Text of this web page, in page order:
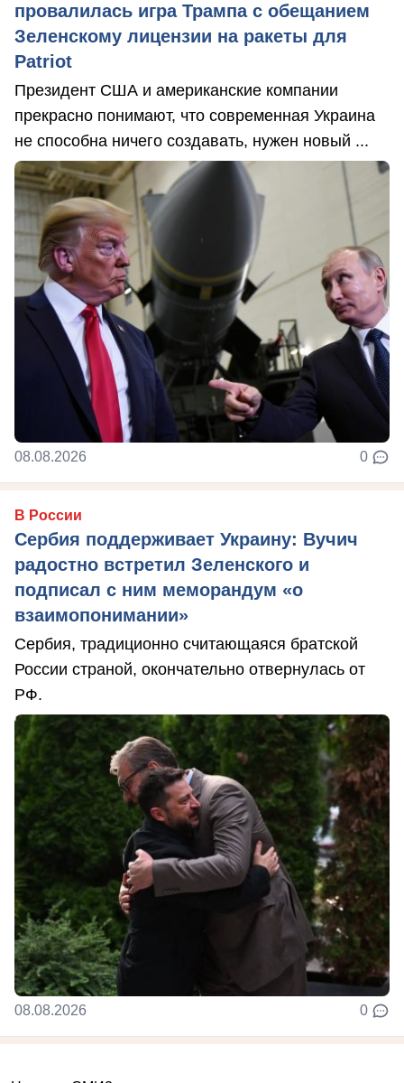
провалилась игра Трампа с обещанием
Зеленскому лицензии на ракеты для
Patriot
Президент США и американские компании
прекрасно понимают, что современная Украина
не способна ничего создавать, нужен новый ...
08.08.2026 0
В России
Сербия поддерживает Украину: Вучич
радостно встретил Зеленского и
подписал с ним меморандум «о
взаимопонимании»
Сербия, традиционно считающаяся братской
России страной, окончательно отвернулась от
РФ.
08.08.2026 0